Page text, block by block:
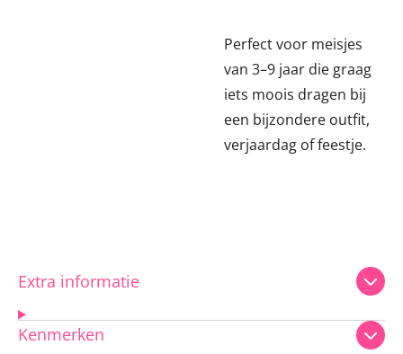
Perfect voor meisjes
van 3–9 jaar die graag
iets moois dragen bij
een bijzondere outfit,
verjaardag of feestje.
Extra informatie
Kenmerken